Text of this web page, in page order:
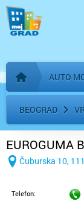
Početna
AUTO
BEOGRAD
EUROGUMA
Čuburska 10,
Telefon: